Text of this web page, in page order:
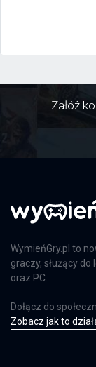
Załóż
WymieńGry.pl to
graczy, służący
oraz PC.
Dołącz do
Zobacz jak to